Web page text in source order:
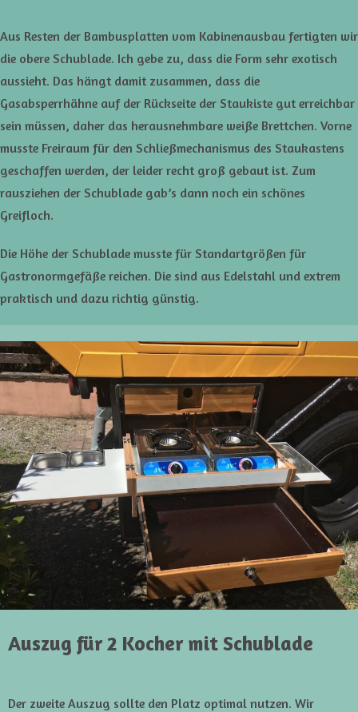
Aus Resten der Bambusplatten vom Kabinenausbau fertigten wir
die obere Schublade. Ich gebe zu, dass die Form sehr exotisch
aussieht. Das hängt damit zusammen, dass die
Gasabsperrhähne auf der Rückseite der Staukiste gut erreichbar
sein müssen, daher das herausnehmbare weiße Brettchen. Vorne
musste Freiraum für den Schließmechanismus des Staukastens
geschaffen werden, der leider recht groß gebaut ist. Zum
rausziehen der Schublade gab’s dann noch ein schönes
Greifloch.
Die Höhe der Schublade musste für Standartgrößen für
Gastronormgefäße reichen. Die sind aus Edelstahl und extrem
praktisch und dazu richtig günstig.
Auszug für 2 Kocher mit Schublade
Der zweite Auszug sollte den Platz optimal nutzen. Wir